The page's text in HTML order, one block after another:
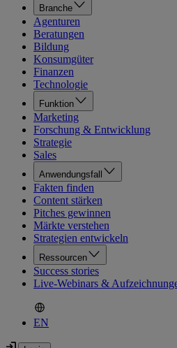
Branche
Agenturen
Beratungen
Bildung
Konsumgüter
Finanzen
Technologie
Funktion
Marketing
Forschung & Entwicklung
Strategie
Sales
Anwendungsfall
Fakten finden
Content stärken
Pitches gewinnen
Märkte verstehen
Strategien entwickeln
Ressourcen
Success stories
Live-Webinars &
EN